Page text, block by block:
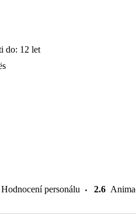
do: 12 let
Hodnocení personálu 2.6